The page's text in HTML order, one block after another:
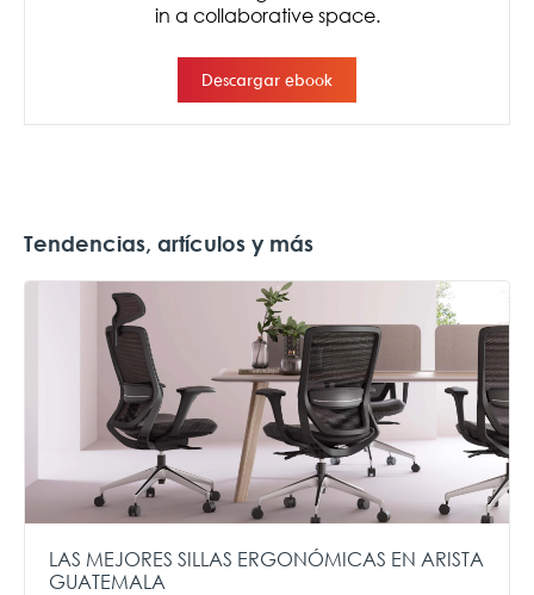
Tendencias, artículos y más
LAS MEJORES SILLAS ERGONÓMICAS EN ARISTA
GUATEMALA